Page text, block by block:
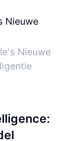
Nieuwe